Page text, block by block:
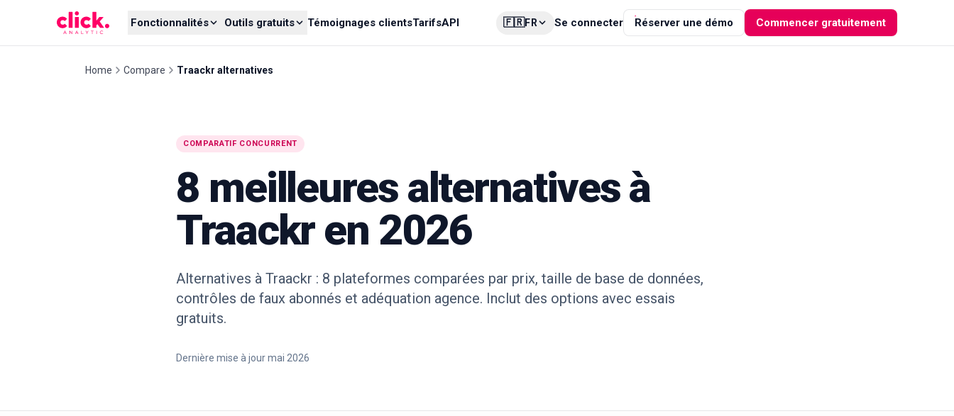
Fonctionnalités Outils gratuits Témoignages clientsTarifsAPI 🇫🇷FR Se connecter Réserver une démo Commencer gratuitement
Home Compare Traackr alternatives
COMPARATIF CONCURRENT
8 meilleures alternatives à
Traackr en 2026
Alternatives à Traackr : 8 plateformes comparées par prix, taille de base de données,
contrôles de faux abonnés et adéquation agence. Inclut des options avec essais
gratuits.
Dernière mise à jourmai 2026